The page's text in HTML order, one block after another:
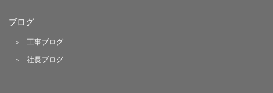
ブログ
工事ブログ
社長ブログ